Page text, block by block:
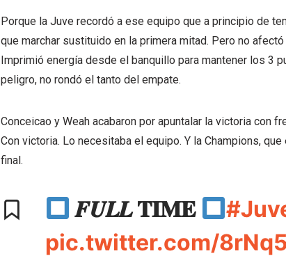
Porque la Juve recordó a ese equipo que a principio de
que marchar sustituido en la primera mitad. Pero no
Imprimió energía desde el banquillo para mantener los 3
peligro, no rondó el tanto del empate.
Conceicao y Weah acabaron por apuntalar la victoria con
Con victoria. Lo necesitaba el equipo. Y la Champions,
final.
𝑭𝑼𝑳𝑳 𝐓𝚰𝐌𝐄
pic.twitter.com/